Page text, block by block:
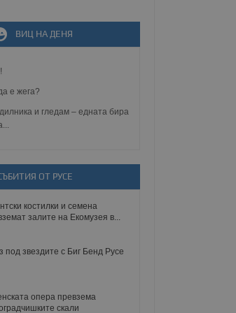
ВИЦ НА ДЕНЯ
е жега?
и гледам – едната бира
ОТ РУСЕ
костилки и семена
залите на Екомузея в...
под звездите с Биг Бенд Русе
опера превзема
скали